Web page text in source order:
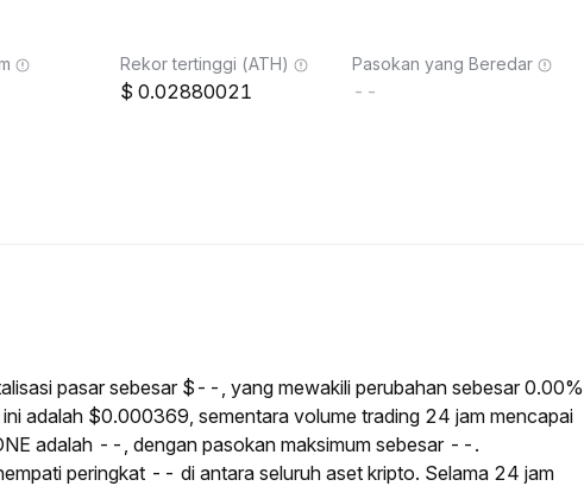
Rekor tertinggi (ATH)
0.02880021
Pasokan yang Beredar
--
pasar sebesar $--, yang mewakili perubahan sebesar 0.00%
adalah $0.000369, sementara volume trading 24 jam mencapai
adalah --, dengan pasokan maksimum sebesar --.
peringkat -- di antara seluruh aset kripto. Selama 24 jam